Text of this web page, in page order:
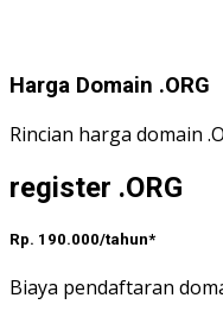
Harga Domain .ORG
Rincian harga domain
register .ORG
Rp. 190.000/tahun*
Biaya pendaftaran